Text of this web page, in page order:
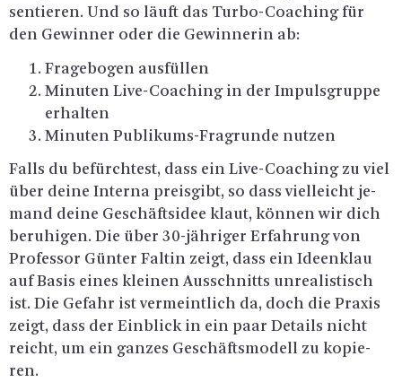
sen­tie­ren. Und so läuft das Tur­bo-Coa­ching für
den Ge­win­ner oder die Ge­win­ne­rin ab:
Fra­ge­bo­gen aus­fül­len
Mi­nu­ten Li­ve-Coa­ching in der Im­puls­grup­pe
er­hal­ten
Mi­nu­ten Pu­bli­kums-Fra­grun­de nut­zen
Falls du be­fürch­test, dass ein Li­ve-Coa­ching zu viel
über deine In­ter­na preis­gibt, so dass viel­leicht je­
mand deine Ge­schäfts­idee klaut, kön­nen wir dich
be­ru­hi­gen. Die über 30-jäh­ri­ger Er­fah­rung von
Pro­fes­sor Gün­ter Fal­tin zeigt, dass ein Ide­en­klau
auf Basis eines klei­nen Aus­schnitts un­rea­lis­tisch
ist. Die Ge­fahr ist ver­meint­lich da, doch die Pra­xis
zeigt, dass der Ein­blick in ein paar De­tails nicht
reicht, um ein gan­zes Ge­schäfts­mo­dell zu ko­pie­
ren.